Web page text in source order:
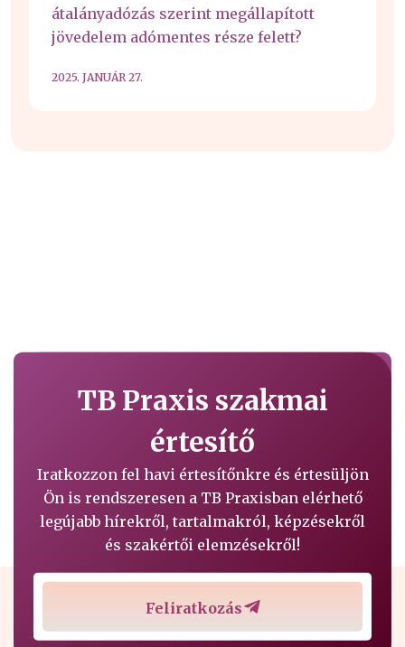
átalányadózás szerint megállapított
jövedelem adómentes része felett?
2025. JANUÁR 27.
TB Praxis szakmai
értesítő
Iratkozzon fel havi értesítőnkre és értesüljön
Ön is rendszeresen a TB Praxisban elérhető
legújabb hírekről, tartalmakról, képzésekről
és szakértői elemzésekről!
Feliratkozás